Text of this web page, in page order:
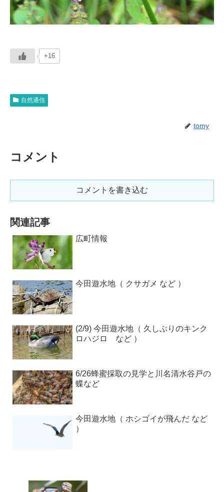
+16
自然通信
tomy
コメント
コメントを書き込む
関連記事
広町情報
今田遊水地（ クサガメ など ）
(2/9) 今田遊水地（ 久しぶりのキンク
ロハジロ など ）
6/26蜂蜜採取の見学と川名清水谷戸の
蝶など
今田遊水地（ ホシゴイが飛んだ など
）